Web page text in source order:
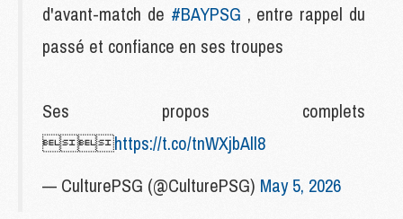
d'avant-match de #BAYPSG , entre rappel du
passé et confiance en ses troupes
Ses propos complets
https://t.co/tnWXjbAll8
— CulturePSG (@CulturePSG) May 5, 2026